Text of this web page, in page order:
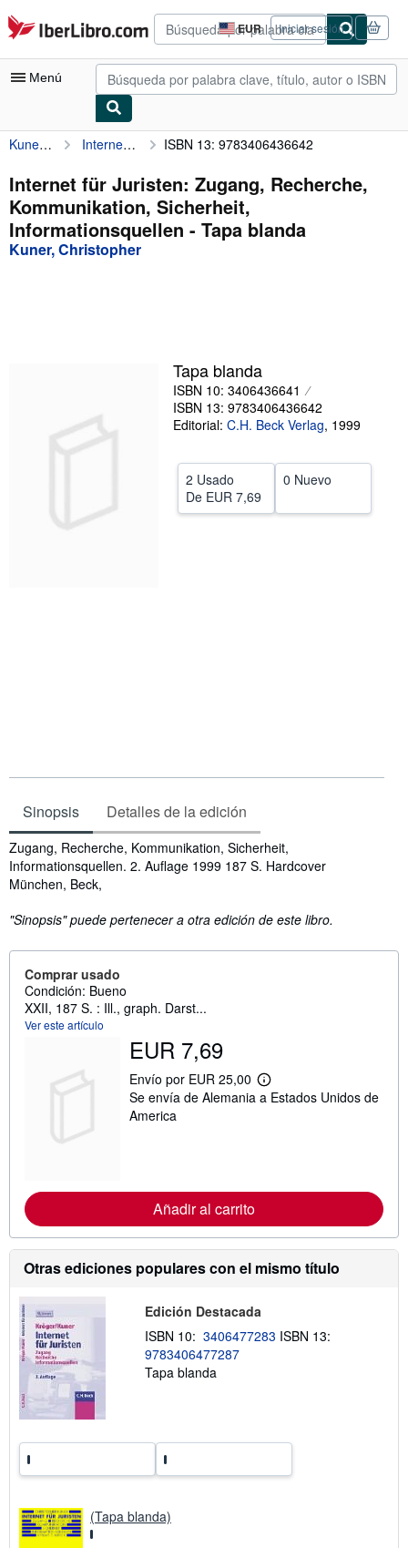
Pasar al contenido principal
IberLibro.com EUR
Preferencias
de
compra
del
Iniciar sesión
Menú
Mi cuenta
Consultar mis pedidos
Búsqueda avanzada
Colecciones
CERRAR
Kuner, Christopher Internet für Juristen: Zugang, Recherche, Kommunikation, Sicherheit, Informationsquellen ISBN 13: 9783406436642
Internet für Juristen: Zugang, Recherche,
Kommunikation, Sicherheit,
Informationsquellen - Tapa blanda
Kuner, Christopher
Tapa blanda
ISBN 10: 3406436641
ISBN 13: 9783406436642
Editorial: C.H. Beck Verlag, 1999
2 Usado
De EUR 7,69
0 Nuevo
Sinopsis Detalles de la edición
Sinopsis
Zugang, Recherche, Kommunikation, Sicherheit,
Informationsquellen. 2. Auflage 1999 187 S. Hardcover
München, Beck,
"Sinopsis" puede pertenecer a otra edición de este libro.
Comprar usado
Condición: Bueno
XXII, 187 S. : Ill., graph. Darst...
Ver este artículo
EUR 7,69
Envío por EUR 25,00
M
á
m
i
ó
n
s
e
l
f
d
Se envía de Alemania a Estados Unidos de
America
Añadir al carrito
Otras ediciones populares con el mismo título
Edición Destacada
ISBN 10: 3406477283 ISBN 13:
9783406477287
Tapa blanda
(Tapa blanda)